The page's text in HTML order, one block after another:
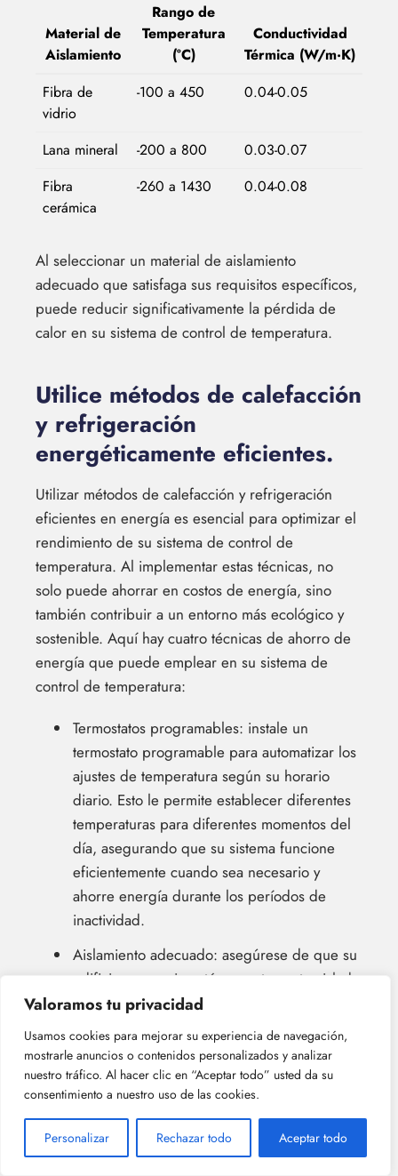
Valoramos tu privacidad
Usamos cookies para mejorar su experiencia de navegación,
mostrarle anuncios o contenidos personalizados y analizar
nuestro tráfico. Al hacer clic en “Aceptar todo” usted da su
consentimiento a nuestro uso de las cookies.
Personalizar Rechazar todo Aceptar todo
Material de
Aislamiento
Rango de
Temperatura
(°C)
Conductividad
Térmica (W/m·K)
Fibra de
vidrio
-100 a 450 0.04-0.05
Lana mineral -200 a 800
0.03-0.07
Fibra
cerámica
-260 a 1430 0.04-0.08
Al seleccionar un material de aislamiento
adecuado que satisfaga sus requisitos específicos,
puede reducir significativamente la pérdida de
calor en su sistema de control de temperatura.
Utilice métodos de calefacción
y refrigeración
energéticamente eficientes.
Utilizar métodos de calefacción y refrigeración
eficientes en energía es esencial para optimizar el
rendimiento de su sistema de control de
temperatura. Al implementar estas técnicas, no
solo puede ahorrar en costos de energía, sino
también contribuir a un entorno más ecológico y
sostenible. Aquí hay cuatro técnicas de ahorro de
energía que puede emplear en su sistema de
control de temperatura:
Termostatos programables: instale un
termostato programable para automatizar los
ajustes de temperatura según su horario
diario. Esto le permite establecer diferentes
temperaturas para diferentes momentos del
día, asegurando que su sistema funcione
eficientemente cuando sea necesario y
ahorre energía durante los períodos de
inactividad.
Aislamiento adecuado: asegúrese de que su
edificio o espacio esté correctamente aislado
para minimizar la transferencia de calor a
través de paredes, ventanas y puertas. Un
buen aislamiento ayuda a mantener una
temperatura interior estable y reduce la
carga de trabajo en su sistema de
calefacción o refrigeración.
Mantenimiento regular: realice un